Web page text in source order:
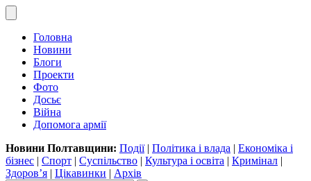
Головна
Новини
Блоги
Проекти
Фото
Досьє
Війна
Допомога армії
Новини Полтавщини: Події| Політика і влада | Економіка і
бізнес | Спорт | Суспільство | Культура і освіта | Кримінал |
Здоров’я | Цікавинки | Архів